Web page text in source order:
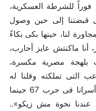
فوراً للشرطة العسكرية،
قبضتنا إلى حين وصول
لنا، حينها بكى بكاءً
أنا ماكنتش عايز أحارب،
بلهجة مصرية مكسرة،
التى تملكته وقلنا له
«نحن لا نقتل أسرانا كما فعلتم فى أسرانا فى حرب 67 حينما
عندنا نخوة مش زيكو»..